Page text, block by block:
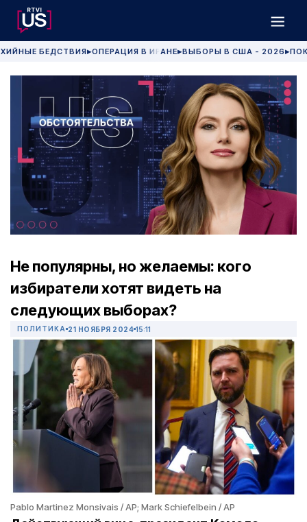
БЕДСТВИЯ▶ОПЕРАЦИЯ В ИРАНЕ▶ВЫБОРЫ В США - 2026 ▶
Не популярны, но желаемы: кого
избиратели хотят видеть на
следующих выборах?
ПОЛИТИКА 21 НОЯБРЯ 2024 15:11
Pablo Martinez Monsivais / AP; Mark Schiefelbein / AP